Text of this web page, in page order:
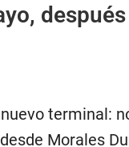
terminal:
Morales